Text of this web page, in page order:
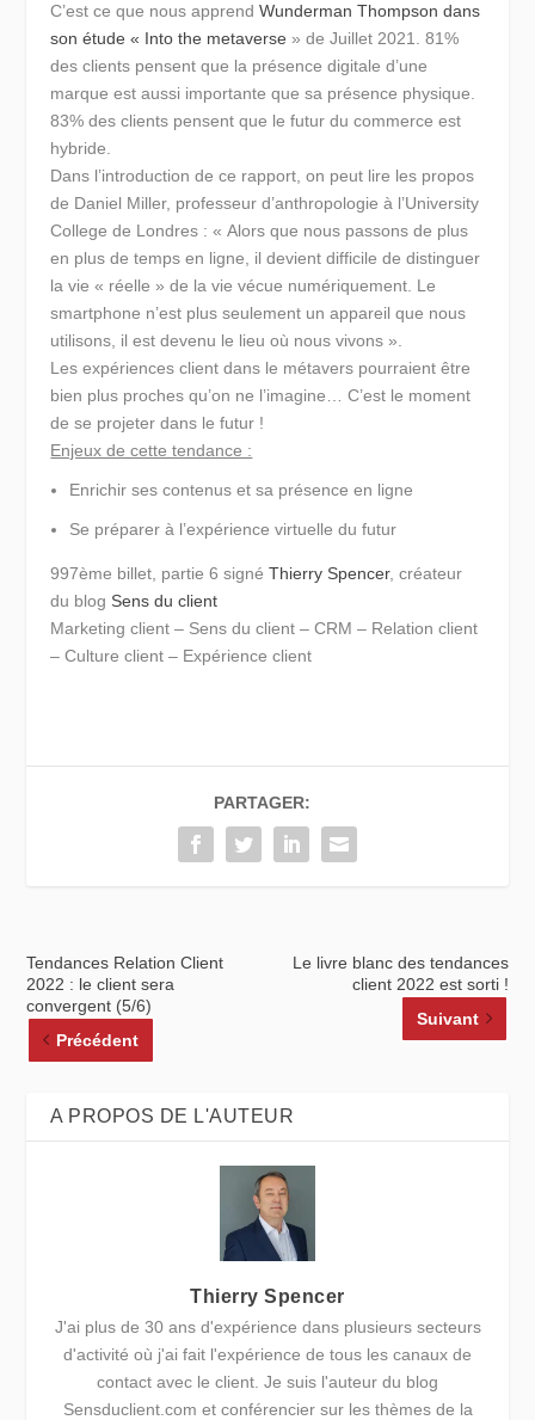
C’est ce que nous apprendWunderman Thompson dans
son étude « Into the metaverse » de Juillet 2021. 81%
des clients pensent que la présence digitale d’une
marque est aussi importante que sa présence physique.
83% des clients pensent que le futur du commerce est
hybride.
Dans l’introduction de ce rapport, on peut lire les propos
de Daniel Miller, professeur d’anthropologie à l’University
College de Londres :« Alors que nous passons de plus
en plus de temps en ligne, il devient difficile de distinguer
la vie « réelle » de la vie vécue numériquement. Le
smartphone n’est plus seulement un appareil que nous
utilisons, il est devenu le lieu où nous vivons ».
Les expériences client dans le métavers pourraient être
bien plus proches qu’on ne l’imagine… C’est le moment
de se projeter dans le futur !
Enjeux de cette tendance :
Enrichir ses contenus et sa présence en ligne
Se préparer à l’expérience virtuelle du futur
997ème billet, partie 6 signéThierry Spencer, créateur
du blog Sens du client
Marketing client – Sens du client – CRM – Relation client
– Culture client – Expérience client
PARTAGER:
Tendances Relation Client
2022 : le client sera
convergent (5/6)
Précédent
Le livre blanc des tendances
client 2022 est sorti !
Suivant
A PROPOS DE L'AUTEUR
Thierry Spencer
J'ai plus de 30 ans d'expérience dans plusieurs secteurs
d'activité où j'ai fait l'expérience de tous les canaux de
contact avec le client. Je suis l'auteur du blog
Sensduclient.com et conférencier sur les thèmes de la